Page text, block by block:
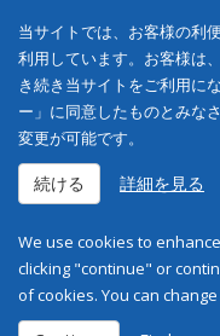
当サイトでは、お客様の利
利用しています。お客様は
き続き当サイトをご利用に
ー」に同意したものとみな
変更が可能です。
続ける 詳細を見る
We use cookies to
clicking "continue" or
of cookies. You can